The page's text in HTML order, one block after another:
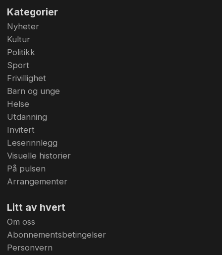
Kategorier
Nyheter
Kultur
Politikk
Sport
Frivillighet
Barn og unge
Helse
Utdanning
Invitert
Leserinnlegg
Visuelle historier
På pulsen
Arrangementer
Litt av hvert
Om oss
Abonnementsbetingelser
Personvern